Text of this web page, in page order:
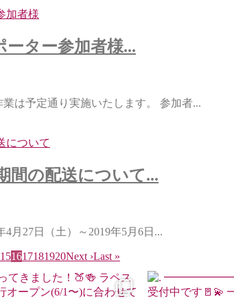
ーター参加者様...
は予定通り実施いたします。 参加者...
間の配送について...
月27日（土）～2019年5月6日...
151617181920Next ›Last »